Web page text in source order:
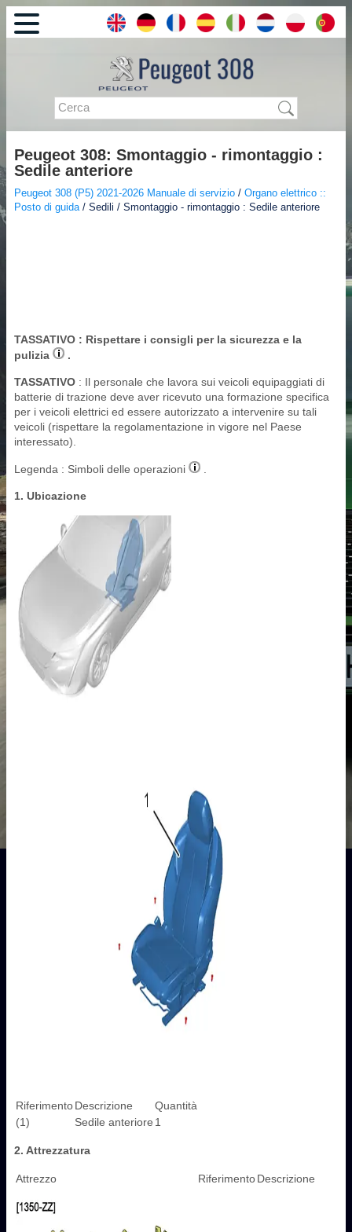
Peugeot 308: Smontaggio - rimontaggio :
Sedile anteriore
Peugeot 308 (P5) 2021-2026 Manuale di servizio / Organo elettrico ::
Posto di guida / Sedili / Smontaggio - rimontaggio : Sedile anteriore
TASSATIVO : Rispettare i consigli per la sicurezza e la
pulizia
.
TASSATIVO : Il personale che lavora sui veicoli equipaggiati di
batterie di trazione deve aver ricevuto una formazione specifica
per i veicoli elettrici ed essere autorizzato a intervenire su tali
veicoli (rispettare la regolamentazione in vigore nel Paese
interessato).
Legenda : Simboli delle operazioni
1. Ubicazione
RiferimentoDescrizione
Quantità
(1)
Sedile anteriore 1
2. Attrezzatura
Attrezzo RiferimentoDescrizione